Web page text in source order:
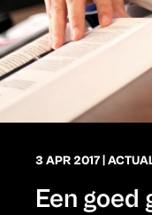
3 APR 2017
Een